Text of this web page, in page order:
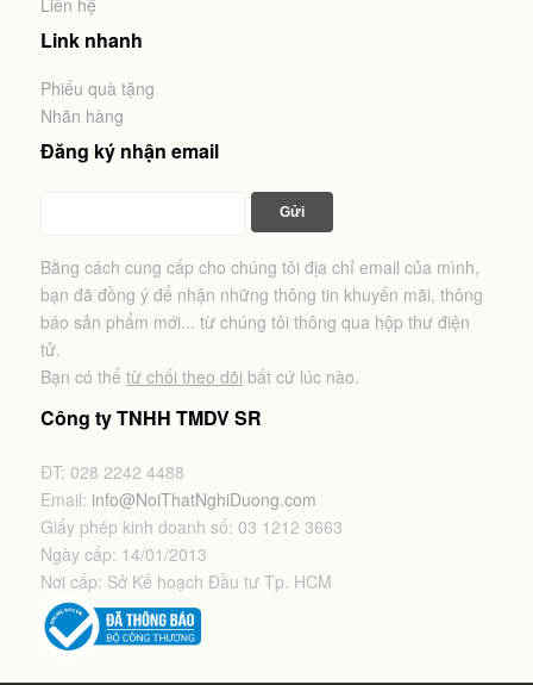
Liên hệ
Link nhanh
Phiếu quà tặng
Nhãn hàng
Đăng ký nhận email
Bằng cách cung cấp cho chúng tôi địa chỉ email của mình,
bạn đã đồng ý để nhận những thông tin khuyến mãi, thông
báo sản phẩm mới... từ chúng tôi thông qua hộp thư điện
tử.
Bạn có thể từ chối theo dõi bất cứ lúc nào.
Công ty TNHH TMDV SR
ĐT: 028 2242 4488
Email: info@NoiThatNghiDuong.com
Giấy phép kinh doanh số: 03 1212 3663
Ngày cấp: 14/01/2013
Nơi cấp: Sở Kế hoạch Đầu tư Tp. HCM